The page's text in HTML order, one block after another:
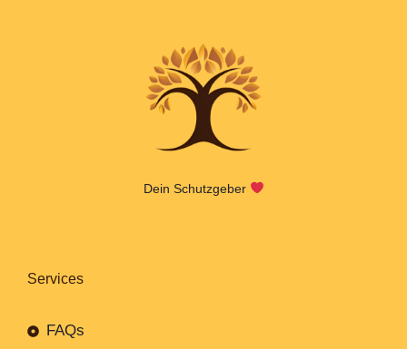
Dein Schutzgeber
Services
FAQs